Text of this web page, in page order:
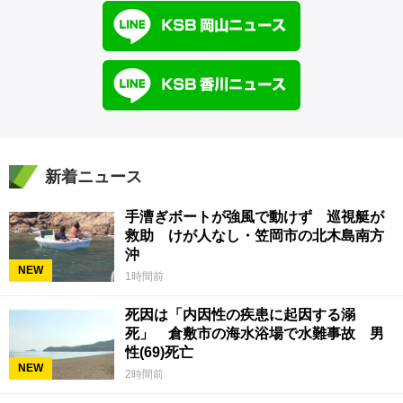
新着ニュース
NEW
手漕ぎボートが強風で動けず 巡視艇が
救助 けが人なし・笠岡市の北木島南方
沖
1時間前
NEW
死因は「内因性の疾患に起因する溺
死」 倉敷市の海水浴場で水難事故 男
性(69)死亡
2時間前